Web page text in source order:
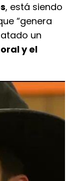
, está siendo
“genera
un
y el